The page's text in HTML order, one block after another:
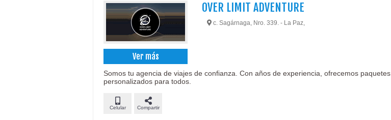
Ver más
OVER LIMIT ADVENTURE
c. Sagárnaga, Nro. 339. - La Paz,
Somos tu agencia de viajes de confianza. Con años de experiencia, ofrecemos paquetes
personalizados para todos.
Celular Compartir